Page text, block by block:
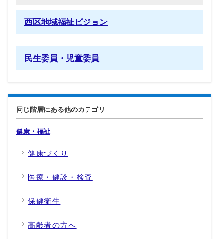
西区地域福祉ビジョン
民生委員・児童委員
同じ階層にある他のカテゴリ
健康・福祉
健康づくり
医療・健診・検査
保健衛生
高齢者の方へ